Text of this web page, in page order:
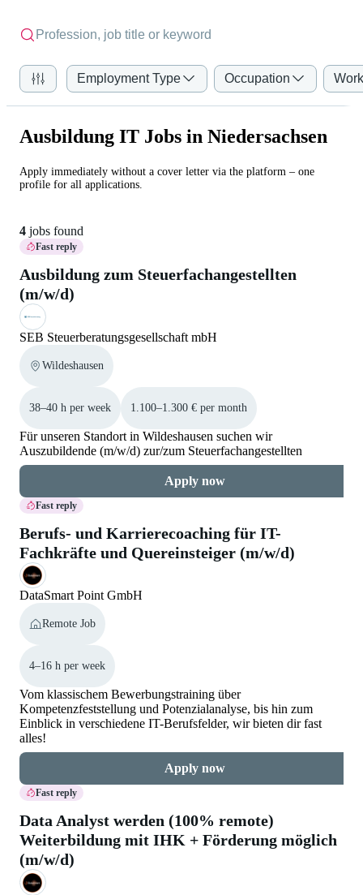
Employment Type Occupation
Ausbildung IT Jobs in Niedersachsen
Apply immediately without a cover letter via the platform – one
profile for all applications.
4 jobs found
Fast reply
Ausbildung zum Steuerfachangestellten
(m/w/d)
SEB Steuerberatungsgesellschaft mbH
Wildeshausen
38–40 h per week 1.100–1.300 € per month
Für unseren Standort in Wildeshausen suchen wir
Auszubildende (m/w/d) zur/zum Steuerfachangestellten
Apply now
Fast reply
Berufs- und Karrierecoaching für IT-
Fachkräfte und Quereinsteiger (m/w/d)
DataSmart Point GmbH
Remote Job
4–16 h per week
Vom klassischem Bewerbungstraining über
Kompetenzfeststellung und Potenzialanalyse, bis hin zum
Einblick in verschiedene IT-Berufsfelder, wir bieten dir fast
alles!
Apply now
Fast reply
Data Analyst werden (100% remote)
Weiterbildung mit IHK + Förderung möglich
(m/w/d)